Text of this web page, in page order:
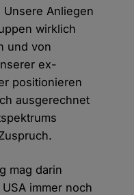
Anliegen
wirklich
und von
ex-
positionieren
ausgerechnet
mag darin
immer noch